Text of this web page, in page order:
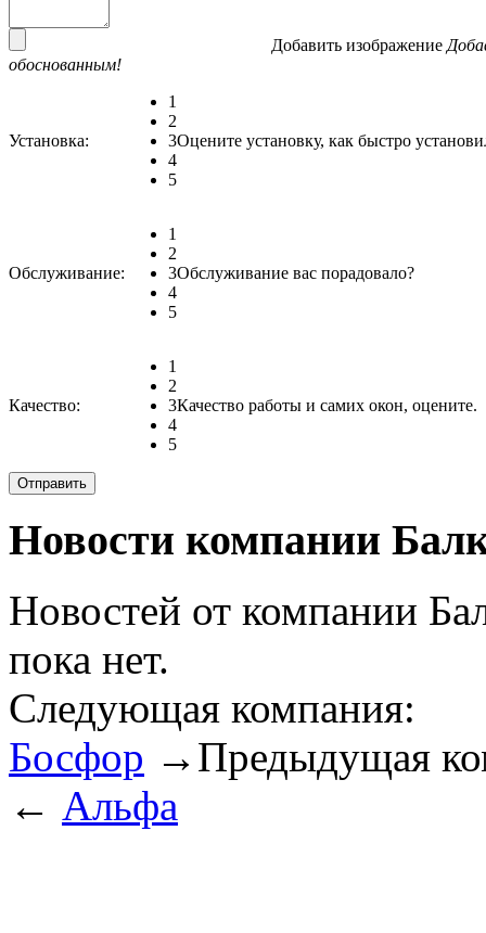
Добавить изображение
обоснованным!
Установка:
1
2
3
4
5
Оцените установку, как быстро
Обслуживание:
1
2
3
4
5
Обслуживание вас порадовало?
Качество:
1
2
3
4
5
Качество работы и самих окон, оцените.
Новости компании
Новостей от компании
пока нет.
Следующая компания:
Босфор → Предыдущая
← Альфа